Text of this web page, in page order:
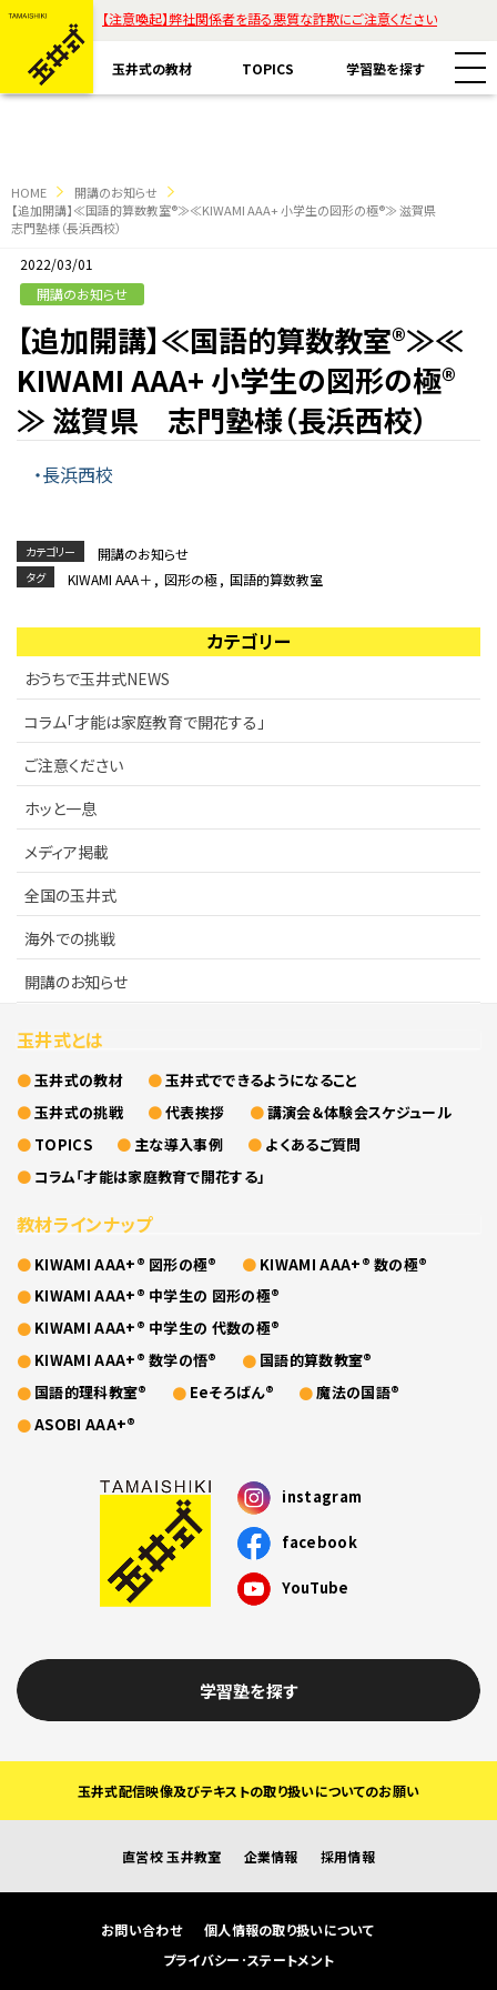
【注意喚起】弊社関係者を語る悪質な詐欺にご注意ください
玉井式の教材 TOPICS 学習塾を探す
玉井式国語的算数教室
玉井式国語的理科教室
魔法の国語
ASOBI AAA+
KIWAMI AAA+ 数の極
KIWAMI AAA+ 中学生の 図形の極
KIWAMI AAA+ 中学生の 代数の極
玉井式の挑戦
代表挨拶
保護者様のお声
すべて
ホッと一息
メディア掲載
全国の玉井式
海外での挑戦
エリアから探す
HOME
開講のお知らせ
【追加開講】≪国語的算数教室®≫≪KIWAMI AAA+ 小学生の図形の極®≫ 滋賀県
志門塾様（長浜西校）
2022/03/01
開講のお知らせ
【追加開講】≪国語的算数教室®≫≪
KIWAMI AAA+ 小学生の図形の極®
≫ 滋賀県 志門塾様（長浜西校）
・長浜西校
カテゴリー 開講のお知らせ
タグ KIWAMI AAA＋ , 図形の極, 国語的算数教室
カテゴリー
おうちで玉井式NEWS
コラム「才能は家庭教育で開花する」
ご注意ください
ホッと一息
メディア掲載
全国の玉井式
海外での挑戦
開講のお知らせ
玉井式とは
玉井式の教材
玉井式でできるようになること
玉井式の挑戦
代表挨拶
講演会＆体験会スケジュール
TOPICS
主な導入事例
よくあるご質問
コラム「才能は家庭教育で開花する」
教材ラインナップ
KIWAMI AAA+® 図形の極®
KIWAMI AAA+® 数の極®
KIWAMI AAA+® 中学生の 図形の極®
KIWAMI AAA+® 中学生の 代数の極®
KIWAMI AAA+® 数学の悟®
国語的算数教室®
国語的理科教室®
Eeそろばん®
魔法の国語®
ASOBI AAA+®
instagram
facebook
YouTube
学習塾を探す
玉井式配信映像及びテキストの取り扱いについてのお願い
直営校 玉井教室 企業情報 採用情報
お問い合わせ
個人情報の取り扱いについて
プライバシー･ステートメント